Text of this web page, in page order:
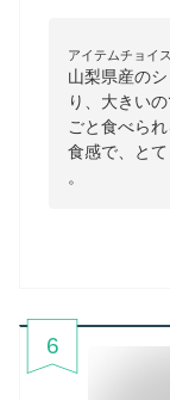
アイテムチョイ
山梨県産の
り、大きい
ごと食べら
食感で、と
。
6